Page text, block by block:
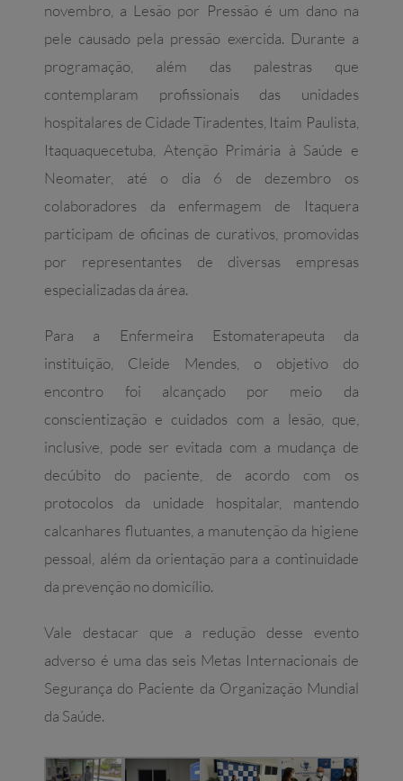
novembro, a Lesão por Pressão é um dano na
pele causado pela pressão exercida. Durante a
programação, além das palestras que
contemplaram profissionais das unidades
hospitalares de Cidade Tiradentes, Itaim Paulista,
Itaquaquecetuba, Atenção Primária à Saúde e
Neomater, até o dia 6 de dezembro os
colaboradores da enfermagem de Itaquera
participam de oficinas de curativos, promovidas
por representantes de diversas empresas
especializadas da área.
Para a Enfermeira Estomaterapeuta da
instituição, Cleide Mendes, o objetivo do
encontro foi alcançado por meio da
conscientização e cuidados com a lesão, que,
inclusive, pode ser evitada com a mudança de
decúbito do paciente, de acordo com os
protocolos da unidade hospitalar, mantendo
calcanhares flutuantes, a manutenção da higiene
pessoal, além da orientação para a continuidade
da prevenção no domicílio.
Vale destacar que a redução desse evento
adverso é uma das seis Metas Internacionais de
Segurança do Paciente da Organização Mundial
da Saúde.